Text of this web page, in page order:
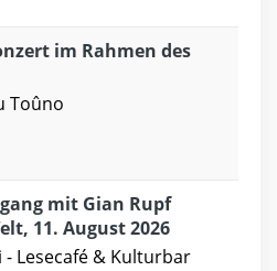
im Rahmen des
Toûno
mit Gian Rupf
11. August 2026
Lesecafé & Kulturbar